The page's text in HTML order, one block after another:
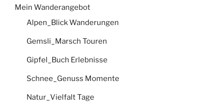
Mein Wanderangebot
Alpen_Blick Wanderungen
Gemsli_Marsch Touren
Gipfel_Buch Erlebnisse
Schnee_Genuss Momente
Natur_Vielfalt Tage